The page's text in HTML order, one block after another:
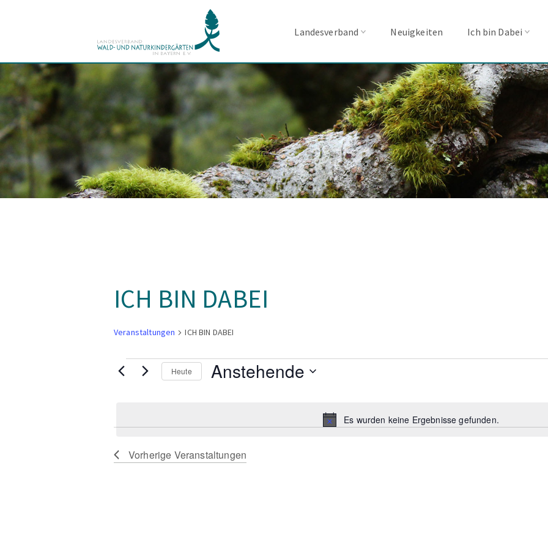
Landesverband Neuigkeiten Ich bin Dabei
ICH BIN DABEI
Veranstaltungen ICH BIN DABEI
Veranstaltungen
Hinweis
Es wurden keine Ergebnisse gefunden.
Heute Anstehende
Vorherige Veranstaltungen